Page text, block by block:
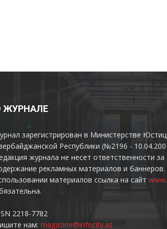
ЖУРНАЛЕ
зарегистрирован в Министерстве
Республики (№2196 -
журнала не несет ответственности за
рекламных материалов и баннеров.
материалов ссылка на сайт
2218-7782
нам: magazine@infocity.az